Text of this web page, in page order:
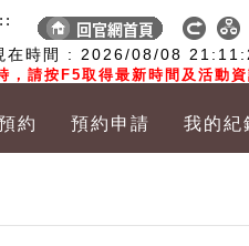
在時間 : 2026/08/08
，請按F5取得最新時間及活動資
約 預約申請 我的紀